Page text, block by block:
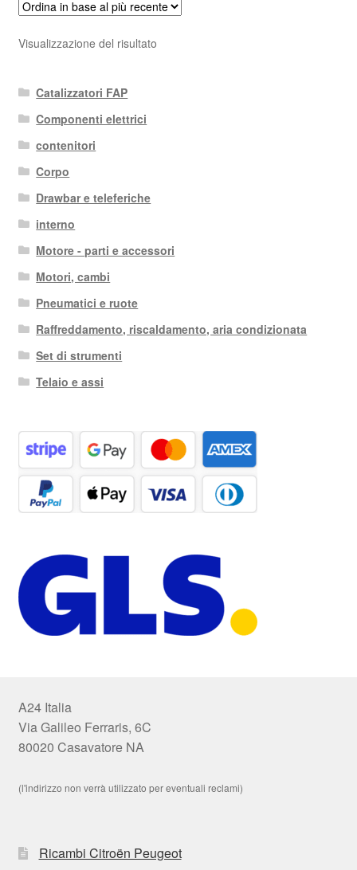
Visualizzazione del risultato
Catalizzatori FAP
Componenti elettrici
contenitori
Corpo
Drawbar e teleferiche
interno
Motore - parti e accessori
Motori, cambi
Pneumatici e ruote
Raffreddamento, riscaldamento, aria condizionata
Set di strumenti
Telaio e assi
A24 Italia
Via Galileo Ferraris, 6C
80020 Casavatore NA
(l'indirizzo non verrà utilizzato per eventuali reclami)
Ricambi Citroën Peugeot